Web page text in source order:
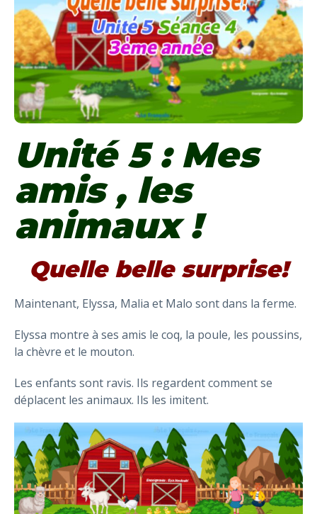
Unité 5 : Mes
amis , les
animaux !
Quelle belle surprise!
Maintenant, Elyssa, Malia et Malo sont dans la ferme.
Elyssa montre à ses amis le coq, la poule, les poussins,
la chèvre et le mouton.
Les enfants sont ravis. Ils regardent comment se
déplacent les animaux. Ils les imitent.